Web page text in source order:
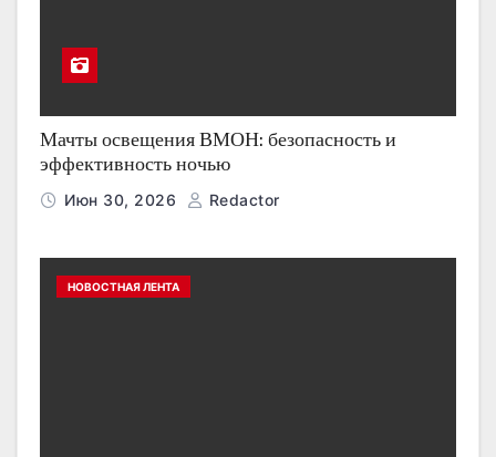
Мачты освещения ВМОН: безопасность и
эффективность ночью
Июн 30, 2026 Redactor
НОВОСТНАЯ ЛЕНТА